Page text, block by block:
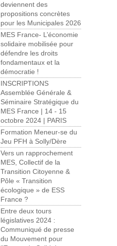
deviennent des
propositions concrètes
pour les Municipales 2026
MES France- L’économie
solidaire mobilisée pour
défendre les droits
fondamentaux et la
démocratie !
INSCRIPTIONS
Assemblée Générale &
Séminaire Stratégique du
MES France | 14 - 15
octobre 2024 | PARIS
Formation Meneur-se du
Jeu PFH à Solly/Dère
Vers un rapprochement
MES, Collectif de la
Transition Citoyenne &
Pôle « Transition
écologique » de ESS
France ?
Entre deux tours
législatives 2024 :
Communiqué de presse
du Mouvement pour